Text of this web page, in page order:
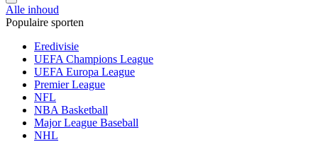
Alle inhoud
Populaire sporten
Eredivisie
UEFA Champions League
UEFA Europa League
Premier League
NFL
NBA Basketball
Major League Baseball
NHL